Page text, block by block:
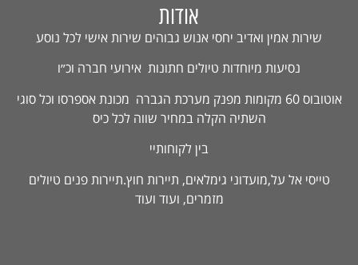
אודות
שירות אמין ואדיב יחסי אנוש גבוהים שירות אישי לכל נוסע
נסיעות מיוחדות טיולים חתונות אירועי חברה וכ״ו
אוטובוס 60 מקומות מפנק מערכת הגברה מכונת אספרסו וכל סוגי
השתיה הקלה במחיר שווה לכל כיס
בין לקוחותיי
טייסי אל על,מועדוני גימלאים, תיירות חוץ.תיירות פנים טיולים
מזמרים, ועוד ועוד